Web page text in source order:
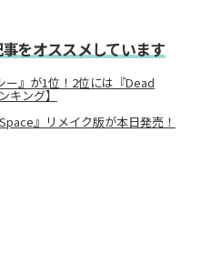
をオススメしています
ー』が1位！2位には『Dead
ング】
』リメイク版が本日発売！